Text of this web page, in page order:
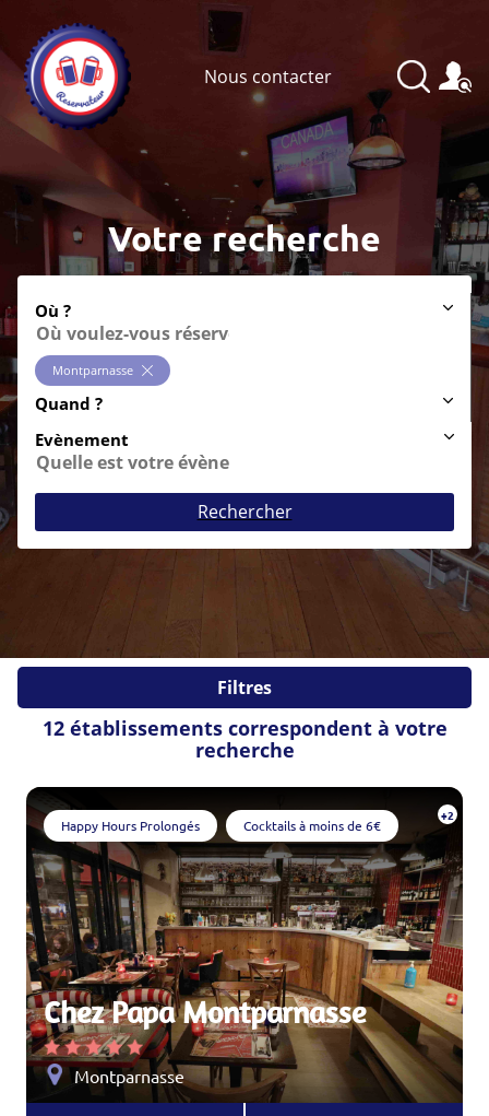
Nous contacter
Votre recherche
Où ?
Montparnasse
Quand ?
Evènement
Soirée entre amis
Pot de départ
Evènements d'entreprises Fiançailles Mariage
Autres
Rechercher
Veuillez patienter
Filtres
12 établissements correspondent à votre
recherche
Happy Hours Prolongés Cocktails à moins de 6€
+2
Chez Papa Montparnasse
Montparnasse